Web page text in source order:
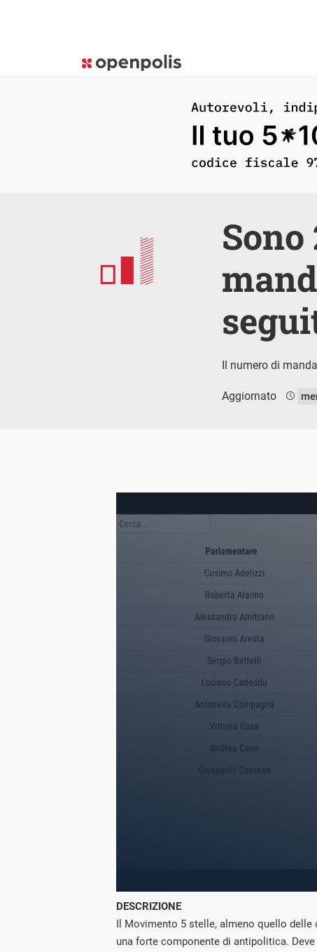
Il numero di
Aggiornato
DESCRIZIONE
Il Movimento 5 stelle, almeno quello delle
una forte componente di antipolitica.